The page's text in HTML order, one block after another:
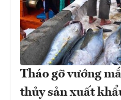
Tháo gỡ vướng
thủy sản xuất